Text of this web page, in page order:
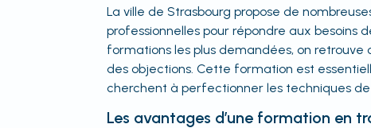
La ville de Strasbourg propose de
professionnelles pour répondre aux besoins
formations les plus demandées, on
des objections. Cette formation est
cherchent à perfectionner les techniques
Les avantages d’une formation en